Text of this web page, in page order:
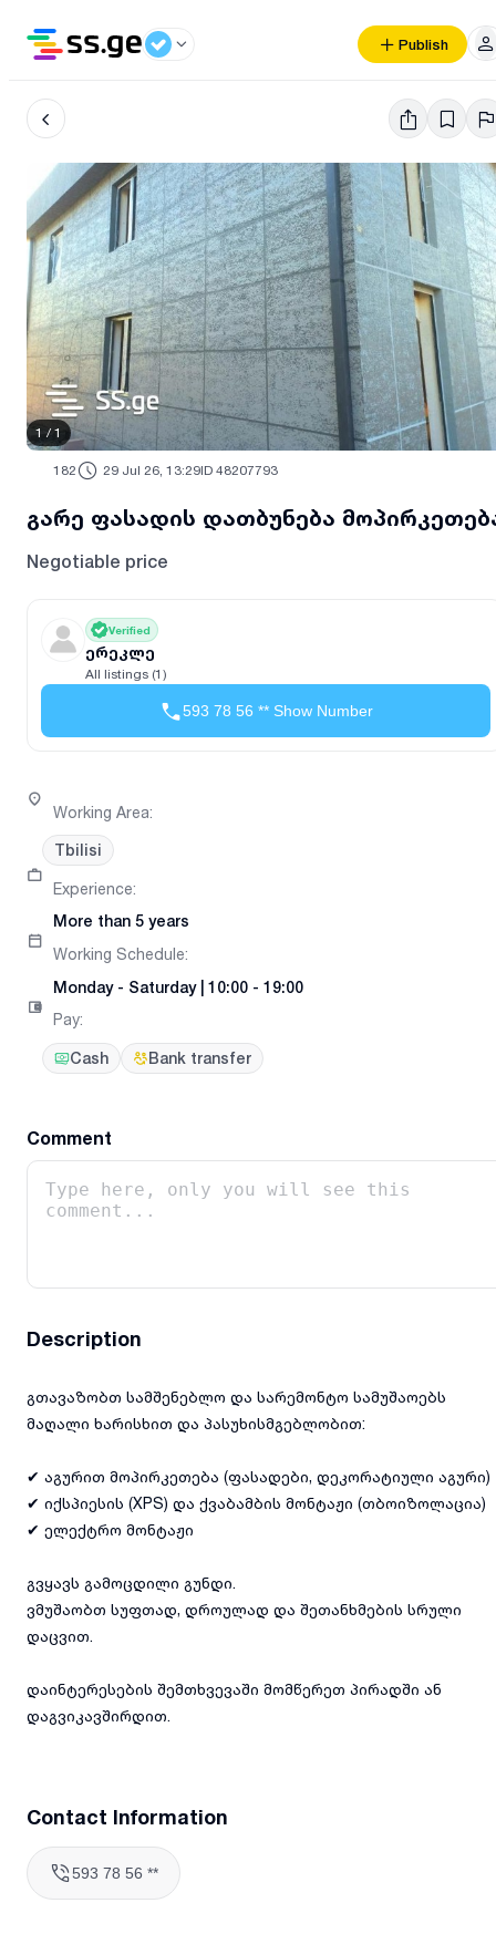
Publish
1 / 1
182 29 Jul 26, 13:29ID 48207793
გარე ფასადის დათბუნება
Negotiable price
Verified
ერეკლე
All listings (1)
593 78 56 ** Show Number
Working Area:
Tbilisi
Experience:
More than 5 years
Working Schedule:
Monday- Saturday| 10:00 - 19:00
Pay:
Cash Bank transfer
Comment
Description
გთავაზობთ სამშენებლო და სარემონტო სამუშაოებს
მაღალი ხარისხით და პასუხისმგებლობით:
✔ აგურით მოპირკეთება (ფასადები, დეკორატიული აგური)
✔ იქსპიესის (XPS) და ქვაბამბის მონტაჟი (თბოიზოლაცია)
✔ ელექტრო მონტაჟი
გვყავს გამოცდილი გუნდი.
ვმუშაობთ სუფთად, დროულად და შეთანხმების სრული
დაცვით.
დაინტერესების შემთხვევაში მომწერეთ პირადში ან
დაგვიკავშირდით.
Contact Information
593 78 56 **